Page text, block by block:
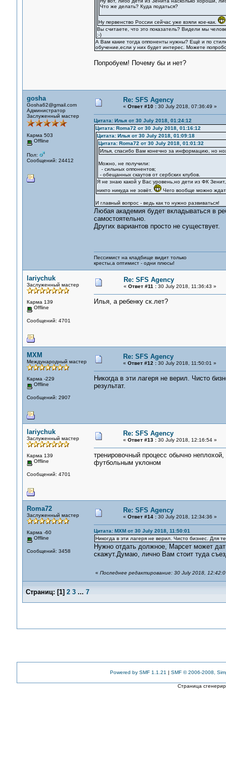
Что же делать? Куда податься?
Ну первенство России сейчас уже взяли кое-как.
Вы считаете, что это показатель? Видели мы
;-)
А Вам какие тогда оппоненты нужны? Ещё и по
обучение,если у них будет интерес. Можете
Попробуем! Почему бы и нет?
gosha
Gosha62@gmail.com
Администратор
Заслуженный мастер
Карма 503
Offline
Пол:
Сообщений: 24412
Re: SFS Agency
« Ответ #10 :30 July 2018, 07:36:49 »
Цитата: Илья от 30 July 2018, 01:24:12
Цитата: Roma72 от 30 July 2018, 01:16:12
Цитата: Илья от 30 July 2018, 01:09:18
Цитата: Roma72 от 30 July 2018, 01:01:32
Илья, спасибо Вам конечно за информацию, но
Можно, не получили:
- сильных оппонентов;
- обещанных скаутов от сербских клубов.
Я не знаю какой у Вас уровень,но дети из ФК
никто никуда не зовёт.
Чего вообще можно
И главный вопрос - ведь как то нужно развиваться!
Любая академия будет вкладываться в
самостоятельно.
Других вариантов просто не существует.
Пессимист на кладбище видит только
кресты,а оптимист - одни плюсы!
lariychuk
Заслуженный мастер
Карма 139
Offline
Сообщений: 4701
Re: SFS Agency
« Ответ #11 :30 July 2018, 11:36:43 »
Илья, а ребенку ск.лет?
MXM
Международный мастер
Карма -229
Offline
Сообщений: 2907
Re: SFS Agency
« Ответ #12 :30 July 2018, 11:50:01 »
Никогда в эти лагеря не верил. Чисто
результат.
lariychuk
Заслуженный мастер
Карма 139
Offline
Сообщений: 4701
Re: SFS Agency
« Ответ #13 :30 July 2018, 12:16:54 »
тренировочный процесс обычно
футбольным уклоном
Roma72
Заслуженный мастер
Карма -60
Offline
Сообщений: 3458
Re: SFS Agency
« Ответ #14 :30 July 2018, 12:34:36 »
Цитата: MXM от 30 July 2018, 11:50:01
Никогда в эти лагеря не верил. Чисто бизнес. Для
Нужно отдать должное, Марсет может
скажут.Думаю, лично Вам стоит туда
« Последнее редактирование: 30 July 2018,
Страниц: [1] 2 3 ... 7
Powered by SMF 1.1.21 | SMF © 2006-2008,
Страница